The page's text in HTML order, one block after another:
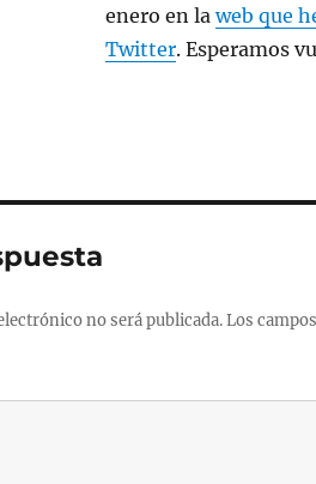
enero en laweb que
Twitter. Esperamos
no será publicada.Los